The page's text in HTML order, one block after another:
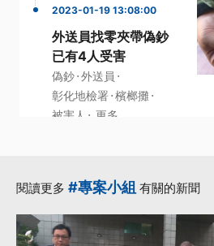
2023-01-19 13:08:00
外送員找零夾帶偽鈔
已有4人受害
偽鈔·外送員 ·
彰化地檢署 ·檳榔攤 ·
被害人 · 更多...
閱讀更多 #專案小組 有關的新聞